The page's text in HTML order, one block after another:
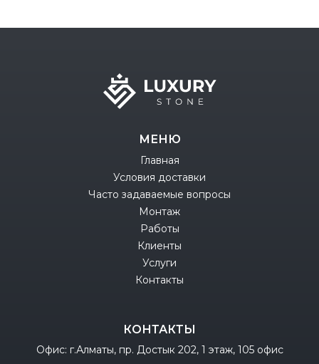
МЕНЮ
Главная
Условия доставки
Часто задаваемые вопросы
Монтаж
Работы
Клиенты
Услуги
Контакты
КОНТАКТЫ
Офис: г.Алматы, пр. Достык 202, 1 этаж, 105 офис